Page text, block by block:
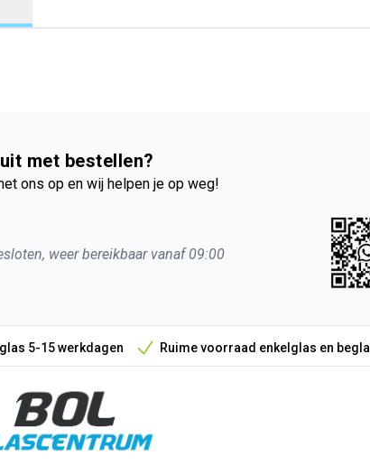
met bestellen?
ons op en wij helpen je op weg!
weer bereikbaar vanaf 09:00
5-15 werkdagen Ruime voorraad enkelglas en